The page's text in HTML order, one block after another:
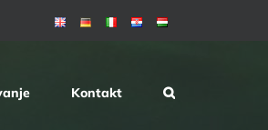
Kontakt